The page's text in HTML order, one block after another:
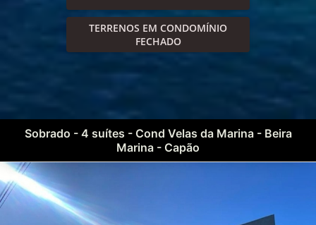
TERRENOS EM CONDOMÍNIO
FECHADO
Sobrado - 4 suítes - Cond Velas da Marina - Beira
Marina - Capão